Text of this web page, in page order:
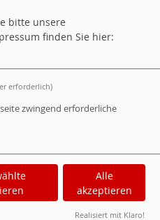
Cookie-Manager
bitte unsere
finden Sie hier:
erforderlich)
zwingend erforderliche
Alle
akzeptieren
Realisiert mit Klaro!